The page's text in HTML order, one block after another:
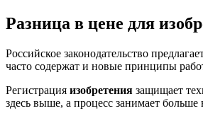
Разница в цене для
Российское законодательство
часто содержат и новые принципы
Регистрация изобретения защищает
здесь выше, а процесс занимает